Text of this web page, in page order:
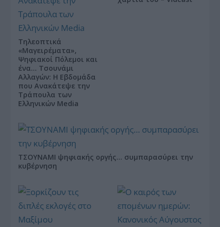
Τηλεοπτικά
«Μαγειρέματα»,
Ψηφιακοί Πόλεμοι και
ένα… Τσουνάμι
Αλλαγών: Η Εβδομάδα
που Ανακάτεψε την
Τράπουλα των
Ελληνικών Media
ΤΣΟΥΝΑΜΙ ψηφιακής οργής… συμπαρασύρει την
κυβέρνηση